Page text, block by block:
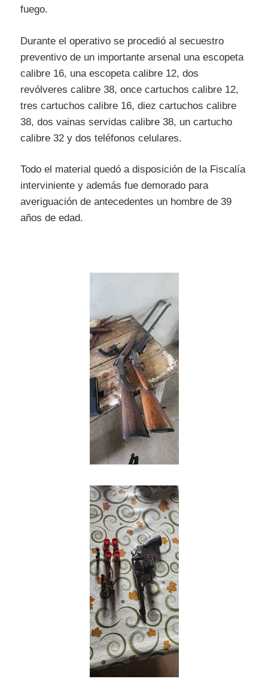
fuego.
Durante el operativo se procedió al secuestro
preventivo de un importante arsenal una escopeta
calibre 16, una escopeta calibre 12, dos
revólveres calibre 38, once cartuchos calibre 12,
tres cartuchos calibre 16, diez cartuchos calibre
38, dos vainas servidas calibre 38, un cartucho
calibre 32 y dos teléfonos celulares.
Todo el material quedó a disposición de la Fiscalía
interviniente y además fue demorado para
averiguación de antecedentes un hombre de 39
años de edad.